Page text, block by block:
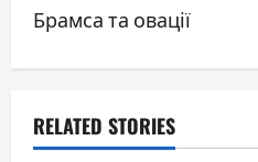
v
i
g
Брамса та овації
RELATED STORIES